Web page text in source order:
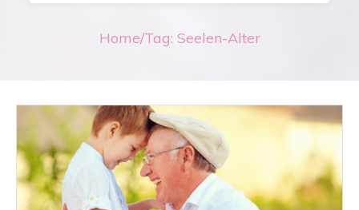
Home/Tag: Seelen-Alter